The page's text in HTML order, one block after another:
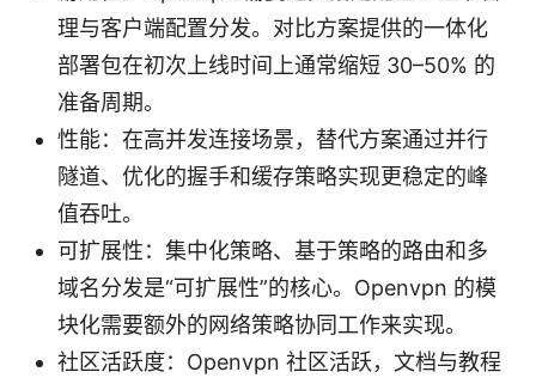
理与客户端配置分发。对比方案提供的一体化
部署包在初次上线时间上通常缩短 30–50% 的
准备周期。
性能：在高并发连接场景，替代方案通过并行
隧道、优化的握手和缓存策略实现更稳定的峰
值吞吐。
可扩展性：集中化策略、基于策略的路由和多
域名分发是“可扩展性”的核心。Openvpn 的模
块化需要额外的网络策略协同工作来实现。
社区活跃度：Openvpn 社区活跃，文档与教程